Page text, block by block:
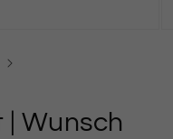
| Wunsch